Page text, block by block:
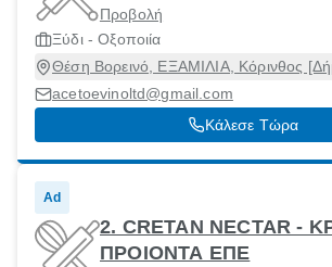
Προβολή
Ξύδι - Οξοποιία
Θέση Βορεινό, ΕΞΑΜΙΛΙΑ, Κόρινθος
acetoevinoltd@gmail.com
Κάλεσε Τώρα
Ad
2. CRETAN NECTAR -
ΠΡΟΙΟΝΤΑ ΕΠΕ